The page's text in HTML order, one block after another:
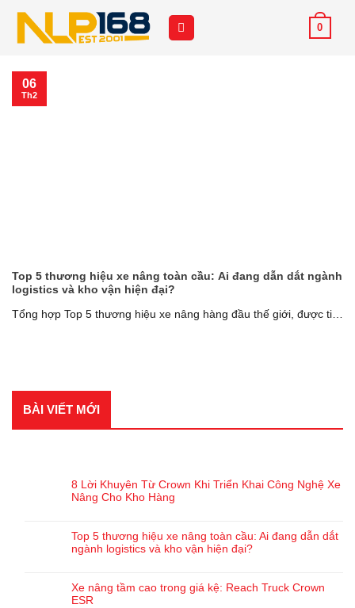
Chuyển
dung
0
Top 5 thương hiệu xe nâng toàn cầu: Ai đang dẫn dắt ngành
logistics và kho vận hiện đại?
Tổng hợp Top 5 thương hiệu xe nâng hàng đầu thế giới, được tin
06
Th2
BÀI VIẾT MỚI
8 Lời Khuyên Từ Crown Khi Triển Khai Công Nghệ Xe
Nâng Cho Kho Hàng
Top 5 thương hiệu xe nâng toàn cầu: Ai đang dẫn dắt
ngành logistics và kho vận hiện đại?
Xe nâng tầm cao trong giá kệ: Reach Truck Crown
ESR